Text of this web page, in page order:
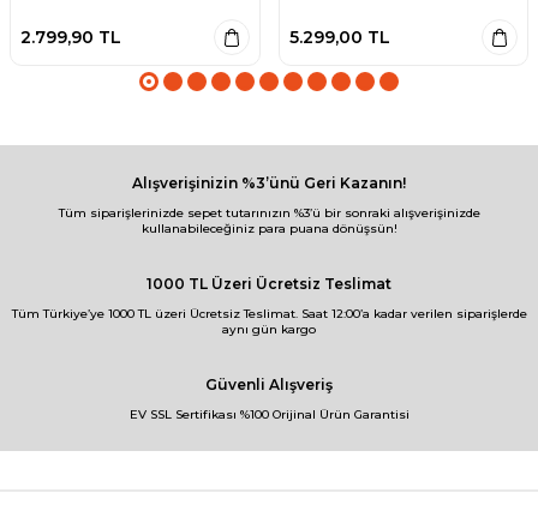
2.799,90 TL 5.299,00 TL
Alışverişinizin %3’ünü Geri Kazanın!
Tüm siparişlerinizde sepet tutarınızın %3’ü bir sonraki alışverişinizde
kullanabileceğiniz para puana dönüşsün!
1000 TL Üzeri Ücretsiz Teslimat
Tüm Türkiye’ye 1000 TL üzeri Ücretsiz Teslimat. Saat 12:00’a kadar verilen siparişlerde
aynı gün kargo
Güvenli Alışveriş
EV SSL Sertifikası %100 Orijinal Ürün Garantisi